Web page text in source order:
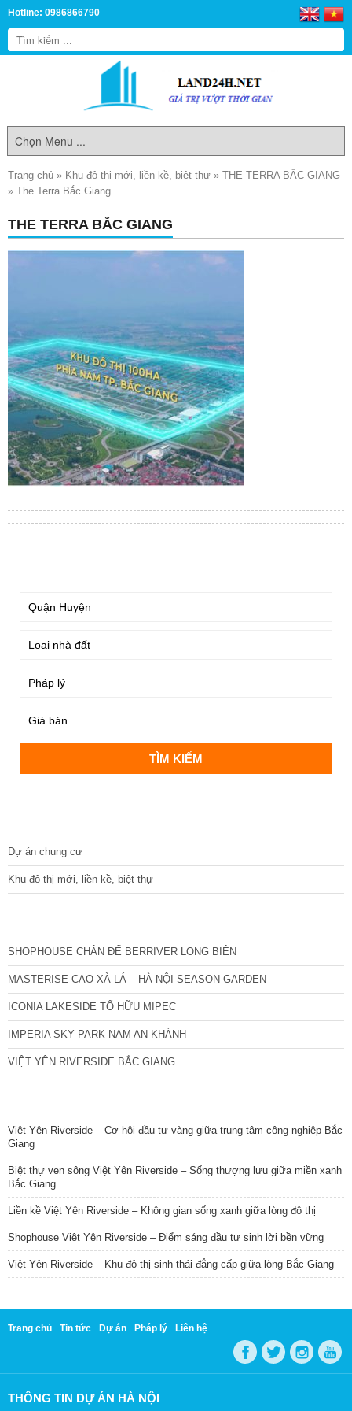
Hotline: 0986866790
Trang chủ » Khu đô thị mới, liền kề, biệt thự » THE TERRA BẮC GIANG
» The Terra Bắc Giang
THE TERRA BẮC GIANG
Dự án chung cư
Khu đô thị mới, liền kề, biệt thự
SHOPHOUSE CHÂN ĐẾ BERRIVER LONG BIÊN
MASTERISE CAO XÀ LÁ – HÀ NỘI SEASON GARDEN
ICONIA LAKESIDE TỐ HỮU MIPEC
IMPERIA SKY PARK NAM AN KHÁNH
VIỆT YÊN RIVERSIDE BẮC GIANG
Việt Yên Riverside – Cơ hội đầu tư vàng giữa trung tâm công nghiệp Bắc
Giang
Biệt thự ven sông Việt Yên Riverside – Sống thượng lưu giữa miền xanh
Bắc Giang
Liền kề Việt Yên Riverside – Không gian sống xanh giữa lòng đô thị
Shophouse Việt Yên Riverside – Điểm sáng đầu tư sinh lời bền vững
Việt Yên Riverside – Khu đô thị sinh thái đẳng cấp giữa lòng Bắc Giang
Trang chủ Tin tức Dự án Pháp lý Liên hệ
THÔNG TIN DỰ ÁN HÀ NỘI